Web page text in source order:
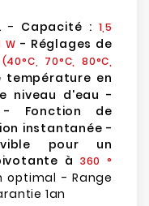
- Capacité : 1,5
W - Réglages de
70°C, 80°C,
en
niveau d'eau -
Fonction de
instantanée -
pour un
à 360 °
optimal - Range
1an